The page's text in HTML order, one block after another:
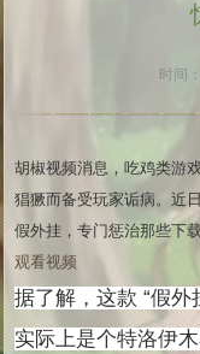
时间
胡椒视频消息，吃鸡类游
猖獗而备受玩家诟病。近
假外挂，专门惩治那些下
观看视频
据了解，这款 “假外
实际上是个特洛伊